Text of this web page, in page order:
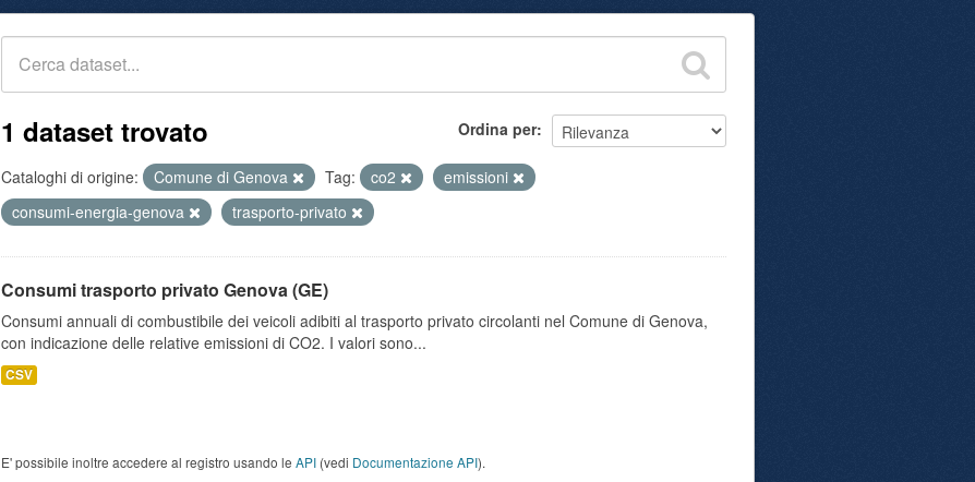
Ordina per
1 dataset trovato
Cataloghi di origine: Comune di Genova Tag: co2
emissioni
consumi-energia-genova
trasporto-privato
Consumi trasporto privato Genova (GE)
Consumi annuali di combustibile dei veicoli adibiti al trasporto privato circolanti nel Comune di Genova,
con indicazione delle relative emissioni di CO2. I valori sono...
CSV
E' possibile inoltre accedere al registro usando le API (vedi Documentazione API).